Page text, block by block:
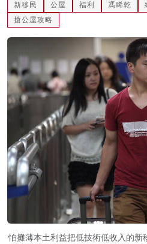
關於我們
新移民 公屋 福利 馮睎乾
搶公屋攻略
怕攤薄本土利益把低技術低收入的